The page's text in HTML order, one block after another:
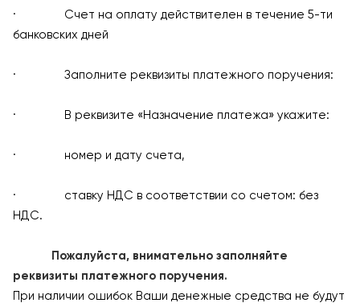
· Счет на оплату действителен в течение 5-ти
банковских дней
· Заполните реквизиты платежного поручения:
· В реквизите «Назначение платежа» укажите:
· номер и дату счета,
· ставку НДС в соответствии со счетом: без
НДС.
Пожалуйста, внимательно заполняйте
реквизиты платежного поручения.
При наличии ошибок Ваши денежные средства не будут